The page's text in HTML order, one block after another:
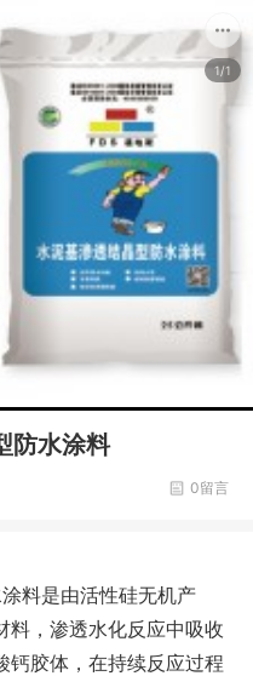
1/1
防水涂料
0留言
料是由活性硅无机产
料，渗透水化反应中吸收
钙胶体，在持续反应过程